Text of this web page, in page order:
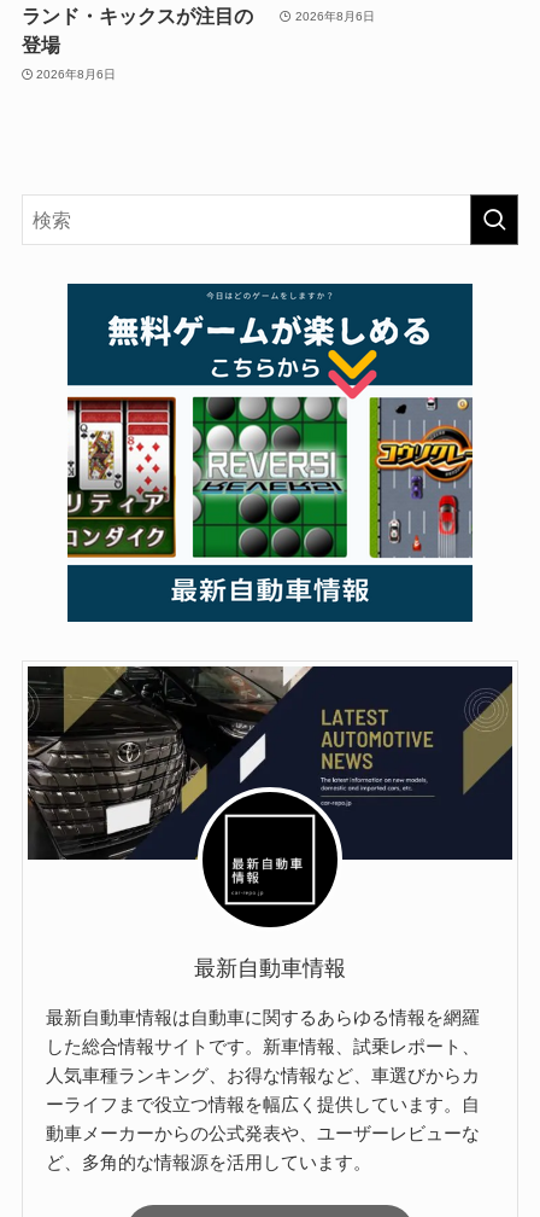
ランド・キックスが注目の
登場
2026年8月6日
2026年8月6日
最新自動車情報
最新自動車情報は自動車に関するあらゆる情報を網羅
した総合情報サイトです。新車情報、試乗レポート、
人気車種ランキング、お得な情報など、車選びからカ
ーライフまで役立つ情報を幅広く提供しています。自
動車メーカーからの公式発表や、ユーザーレビューな
ど、多角的な情報源を活用しています。